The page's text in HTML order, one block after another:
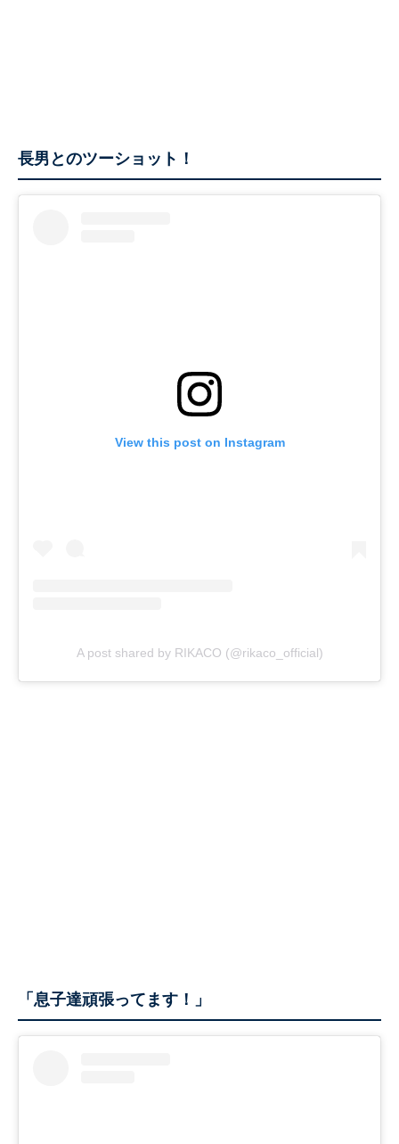
長男とのツーショット！
View this post on Instagram
A post shared by RIKACO (@rikaco_official)
「息子達頑張ってます！」